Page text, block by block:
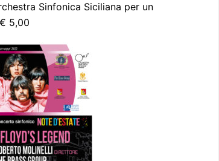
Sinfonica Siciliana per un
5,00